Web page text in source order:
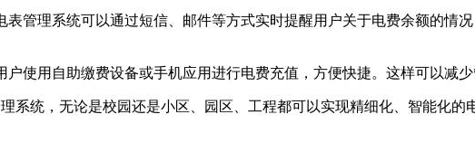
表管理系统可以通过短信、邮件等方式实时提醒用户关于电费余额的情
户使用自助缴费设备或手机应用进行电费充值，方便快捷。这样可以减
系统，无论是校园还是小区、园区、工程都可以实现精细化、智能化